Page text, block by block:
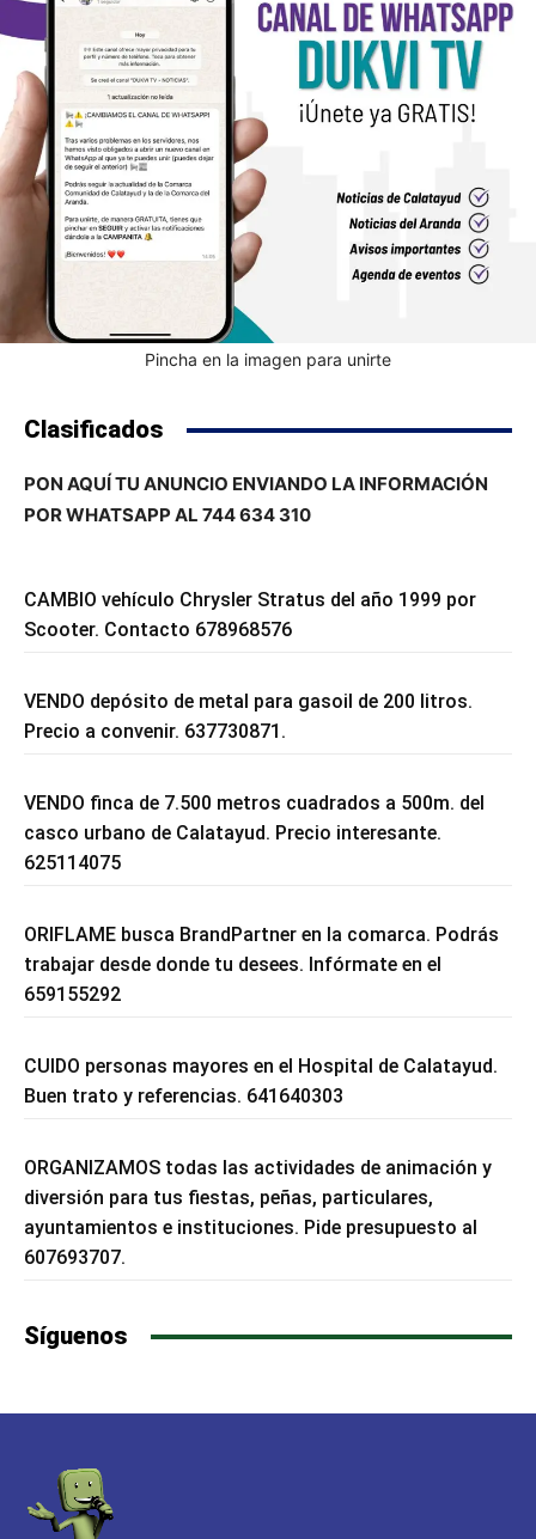
Pincha en la imagen para unirte
Clasificados
PON AQUÍ TU ANUNCIO ENVIANDO LA INFORMACIÓN
POR WHATSAPP AL 744 634 310
CAMBIO vehículo Chrysler Stratus del año 1999 por
Scooter. Contacto 678968576
VENDO depósito de metal para gasoil de 200 litros.
Precio a convenir. 637730871.
VENDO finca de 7.500 metros cuadrados a 500m. del
casco urbano de Calatayud. Precio interesante.
625114075
ORIFLAME busca BrandPartner en la comarca. Podrás
trabajar desde donde tu desees. Infórmate en el
659155292
CUIDO personas mayores en el Hospital de Calatayud.
Buen trato y referencias. 641640303
ORGANIZAMOS todas las actividades de animación y
diversión para tus fiestas, peñas, particulares,
ayuntamientos e instituciones. Pide presupuesto al
607693707.
Síguenos